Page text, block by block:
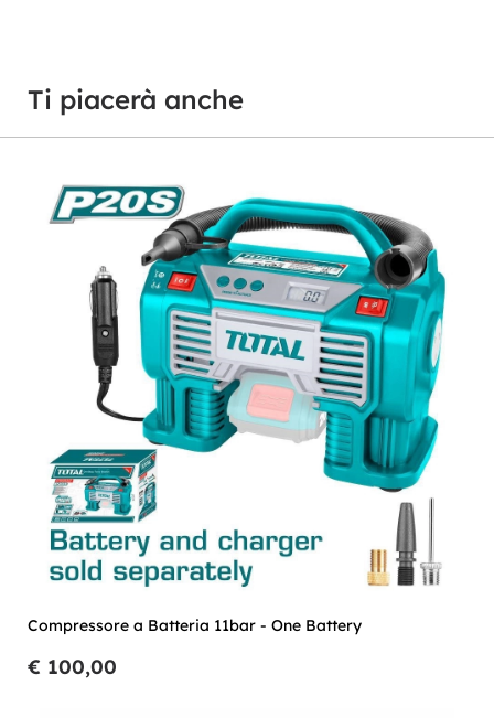
Ti piacerà anche
Compressore a Batteria 11bar - One Battery
€ 100,00